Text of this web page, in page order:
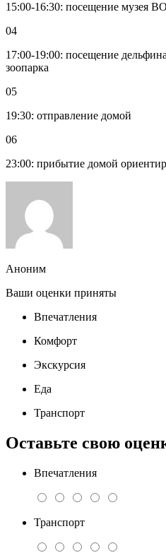
15:00-16:30: посещение музея
04
17:00-19:00: посещение
зоопарка
05
19:30: отправление домой
06
23:00: прибытие домой
Аноним
Ваши оценки приняты
Впечатления
Комфорт
Экскурсия
Еда
Транспорт
Оставьте свою
Впечатления
Транспорт